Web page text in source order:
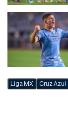
Liga MX Cruz Azul